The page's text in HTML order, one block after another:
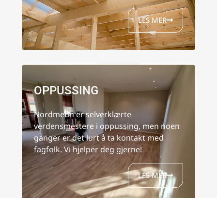
LES MER
OPPUSSING
Nordmenn er selverklærte
verdensmestere i oppussing, men noen
ganger er det lurt å ta kontakt med
fagfolk. Vi hjelper deg gjerne!
LES MER